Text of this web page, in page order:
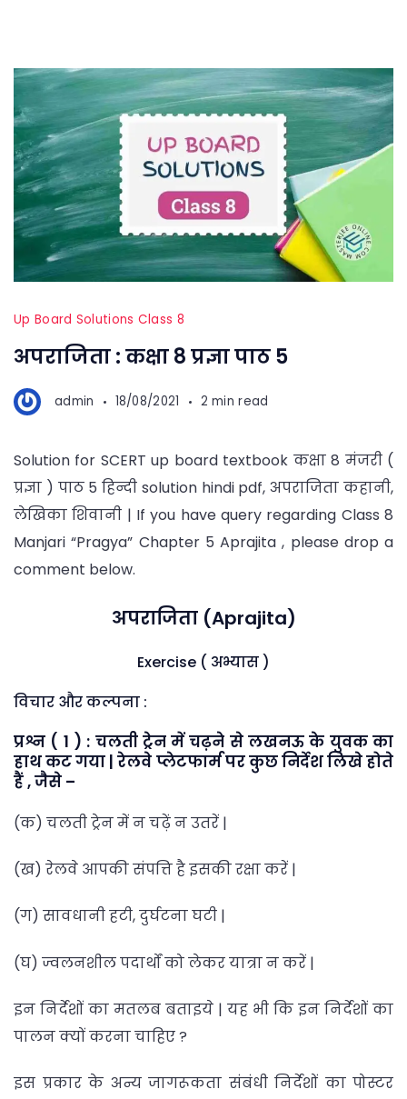
Up Board Solutions Class 8
अपराजिता : कक्षा 8 प्रज्ञा पाठ 5
admin 18/08/2021 2 min read
Solution for SCERT up board textbook कक्षा 8 मंजरी (
प्रज्ञा ) पाठ 5 हिन्दी solution hindi pdf, अपराजिता कहानी,
लेखिका शिवानी | If you have query regarding Class 8
Manjari “Pragya” Chapter 5 Aprajita , please drop a
comment below.
अपराजिता (Aprajita)
Exercise ( अभ्यास )
विचार और कल्पना :
प्रश्न ( 1 ) : चलती ट्रेन में चढ़ने से लखनऊ के युवक का
हाथ कट गया | रेलवे प्लेटफार्म पर कुछ निर्देश लिखे होते
हैं , जैसे –
(क) चलती ट्रेन में न चढ़ें न उतरें |
(ख) रेलवे आपकी संपत्ति है इसकी रक्षा करें |
(ग) सावधानी हटी, दुर्घटना घटी |
(घ) ज्वलनशील पदार्थों को लेकर यात्रा न करें |
इन निर्देशों का मतलब बताइये | यह भी कि इन निर्देशों का
पालन क्यों करना चाहिए ?
इस प्रकार के अन्य जागरूकता संबंधी निर्देशों का पोस्टर